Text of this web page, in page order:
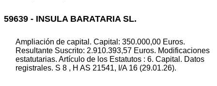
59639 - INSULA BARATARIA SL.
Ampliación de capital. Capital: 350.000,00 Euros.
Resultante Suscrito: 2.910.393,57 Euros. Modificaciones
estatutarias. Artículo de los Estatutos : 6. Capital. Datos
registrales. S 8 , H AS 21541, I/A 16 (29.01.26).